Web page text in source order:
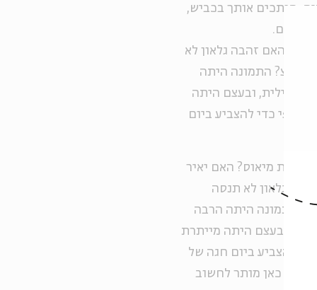
חותכים אותך בכביש,
האם זהבה גלאון לא
מרצ? התמונה היתה
שלילית, ובעצם היתה
לקלפי כדי להצביע ביום
מחמת מיאוס? האם יאיר
גלאון לא תנסה
התמונה היתה הרבה
ובעצם היתה מייתרת
להצביע ביום חגה של
אחר כאן מותר לחשוב